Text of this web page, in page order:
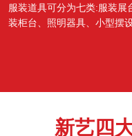
服装道具可分为七类:服装展
装柜台、照明器具、小型摆
新艺四